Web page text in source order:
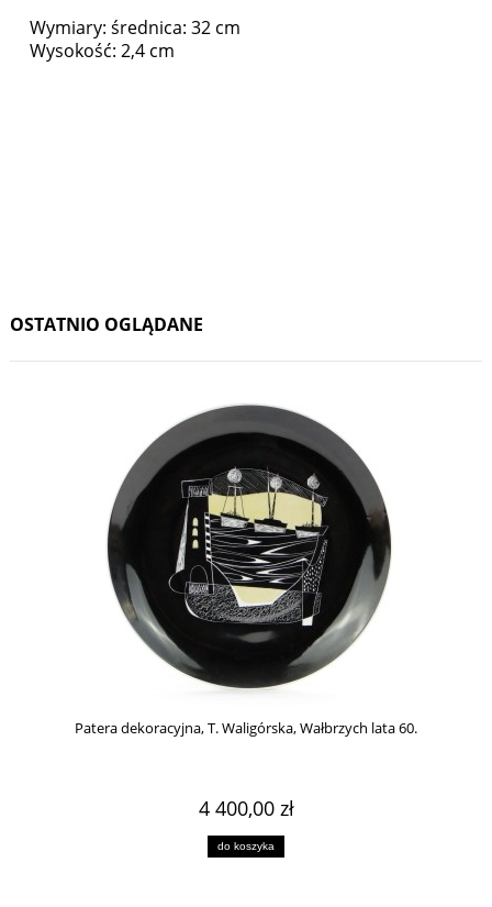
Wymiary: średnica: 32 cm
Wysokość: 2,4 cm
OSTATNIO OGLĄDANE
Patera dekoracyjna, T. Waligórska, Wałbrzych lata 60.
4 400,00 zł
do koszyka